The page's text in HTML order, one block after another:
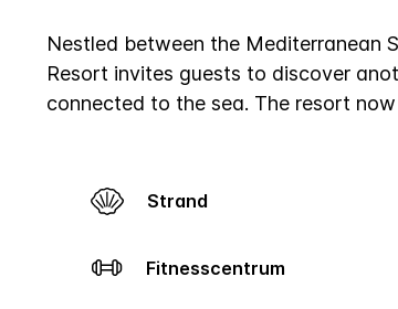
Nestled between the Mediterranean
Resort invites guests to discover
connected to the sea. The resort
Strand
Fitnesscentrum